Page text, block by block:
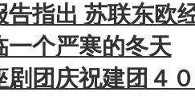
指出 苏联东欧
一个严寒的冬天
剧团庆祝建团４